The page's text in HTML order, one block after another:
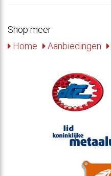
Shop meer
Home
Aanbiedingen